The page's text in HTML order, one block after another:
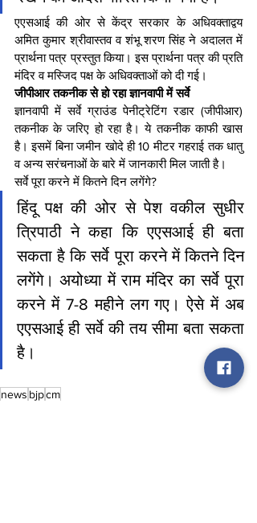
एएसआई की ओर से केंद्र सरकार के अधिवक्ताद्वय
अमित कुमार श्रीवास्तव व शंभू शरण सिंह ने अदालत में
प्रार्थना पत्र प्रस्तुत किया। इस प्रार्थना पत्र की प्रति
मंदिर व मस्जिद पक्ष के अधिवक्ताओं को दी गई।
जीपीआर तकनीक से हो रहा ज्ञानवापी में सर्वे
ज्ञानवापी में सर्वे ग्राउंड पेनीट्रेटिंग रडार (जीपीआर)
तकनीक के जरिए हो रहा है। ये तकनीक काफी खास
है। इसमें बिना जमीन खोदे ही 10 मीटर गहराई तक धातु
व अन्य सरंचनाओं के बारे में जानकारी मिल जाती है।
सर्वे पूरा करने में कितने दिन लगेंगे?
हिंदू पक्ष की ओर से पेश वकील सुधीर
त्रिपाठी ने कहा कि एएसआई ही बता
सकता है कि सर्वे पूरा करने में कितने दिन
लगेंगे। अयोध्या में राम मंदिर का सर्वे पूरा
करने में 7-8 महीने लग गए। ऐसे में अब
एएसआई ही सर्वे की तय सीमा बता सकता
है।
news bjpcm